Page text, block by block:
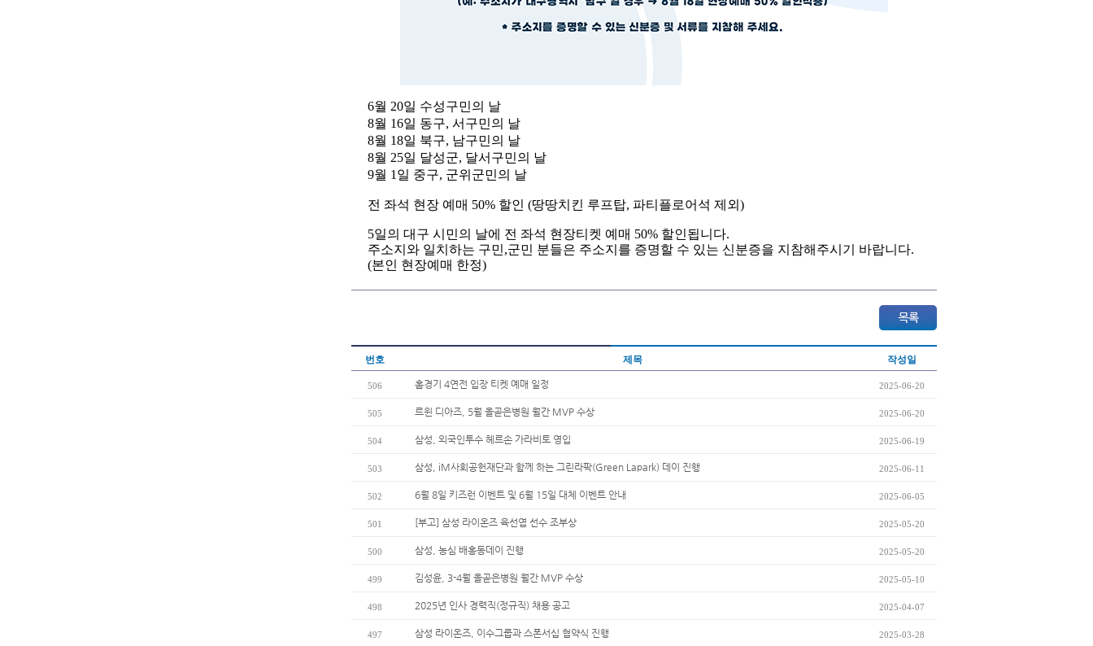
6월 20일 수성구민의 날
8월 16일 동구, 서구민의 날
8월 18일 북구, 남구민의 날
8월 25일 달성군, 달서구민의 날
9월 1일 중구, 군위군민의 날
전 좌석 현장 예매 50% 할인 (땅땅치킨 루프탑, 파티플로어석 제외 )
5일의 대구 시민의 날에 전 좌석 현장티켓 예매 50% 할인됩니다.
주소지와 일치하는 구민,군민 분들은 주소지를 증명할 수 있는 신분증을 지참해주시기 바랍니다.
(본인 현장예매 한정)
번호 제목 작성일
506 홈경기 4연전 입장 티켓 예매 일정 2025-06-20
505 르윈 디아즈, 5월 올곧은병원 월간 MVP 수상 2025-06-20
504 삼성, 외국인투수 헤르손 가라비토 영입 2025-06-19
503 삼성, iM사회공헌재단과 함께 하는 그린라팍(Green Lapark) 데이 진행 2025-06-11
502 6월 8일 키즈런 이벤트 및 6월 15일 대체 이벤트 안내 2025-06-05
501 [부고] 삼성 라이온즈 육선엽 선수 조부상 2025-05-20
500 삼성, 농심 배홍동데이 진행 2025-05-20
499 김성윤, 3-4월 올곧은병원 월간 MVP 수상 2025-05-10
498 2025년 인사 경력직(정규직) 채용 공고 2025-04-07
497 삼성 라이온즈, 이수그룹과 스폰서십 협약식 진행 2025-03-28